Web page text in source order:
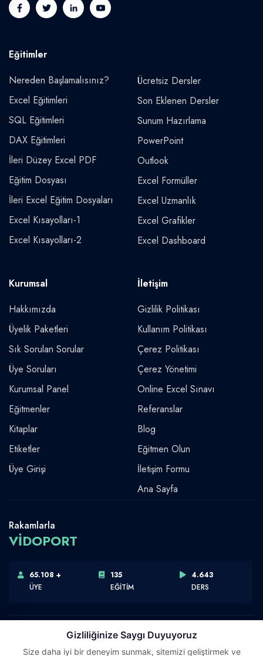
Eğitimler
Nereden Başlamalısınız?
Excel Eğitimleri
SQL Eğitimleri
DAX Eğitimleri
İleri Düzey Excel PDF
Eğitim Dosyası
İleri Excel Eğitim Dosyaları
Excel Kısayolları-1
Excel Kısayolları-2
Ücretsiz Dersler
Son Eklenen Dersler
Sunum Hazırlama
PowerPoint
Outlook
Excel Formüller
Excel Uzmanlık
Excel Grafikler
Excel Dashboard
Kurumsal
Hakkımızda
Üyelik Paketleri
Sık Sorulan Sorular
Üye Soruları
Kurumsal Panel
Eğitmenler
Kitaplar
Etiketler
Üye Girişi
İletişim
Gizlilik Politikası
Kullanım Politikası
Çerez Politikası
Çerez Yönetimi
Online Excel Sınavı
Referanslar
Blog
Eğitmen Olun
İletişim Formu
Ana Sayfa
Rakamlarla
VİDOPORT
65.108 +
ÜYE
135
EĞİTİM
4.643
DERS
Gizliliğinize Saygı Duyuyoruz
Size daha iyi bir deneyim sunmak, sitemizi geliştirmek ve